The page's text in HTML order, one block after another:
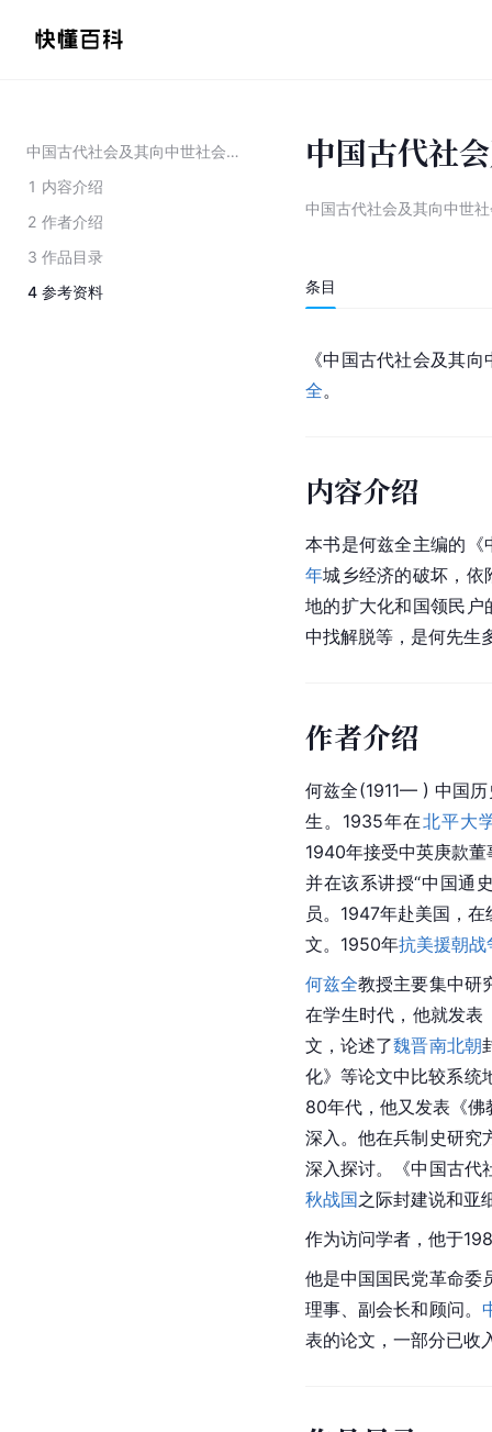
中国古代社会及其向中世社会的过渡
1 内容介绍
2 作者介绍
3 作品目录
4 参考资料
中国古代社
中国古代社会及其向中世
条目
《中国古代社会及其
全。
内容介绍
本书是何兹全主编的
年城乡经济的破坏，依
地的扩大化和国领民户
中找解脱等，是何先生
作者介绍
何兹全(1911— ) 中国历
生。1935年在北平大
1940年接受中英庚款
并在该系讲授“中国通
员。1947年赴美国，在
文。1950年抗美援朝战
何兹全教授主要集中研
在学生时代，他就发表
文，论述了魏晋南北朝
化》等论文中比较系统
80年代，他又发表《
深入。他在兵制史研究
深入探讨。《中国古代
秋战国之际封建说和亚
作为访问学者，他于
他是中国国民党革命委
理事、副会长和顾问。
表的论文，一部分已收